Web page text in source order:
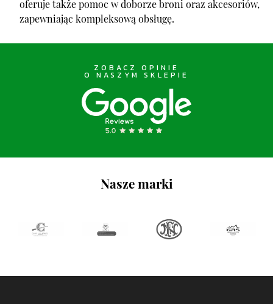
oferuje także pomoc w doborze broni oraz akcesoriów,
zapewniając kompleksową obsługę.
ZOBACZ OPINIE
O NASZYM SKLEPIE
Nasze marki